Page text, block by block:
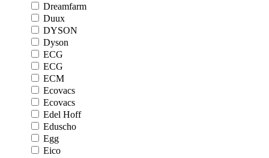
Dreamfarm
Duux
DYSON
Dyson
ECG
ECG
ECM
Ecovacs
Ecovacs
Edel Hoff
Eduscho
Egg
Eico